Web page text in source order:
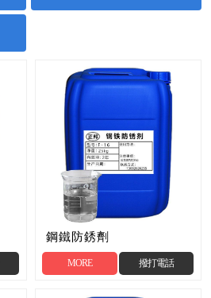
鋼鐵防銹劑
MORE 撥打電話